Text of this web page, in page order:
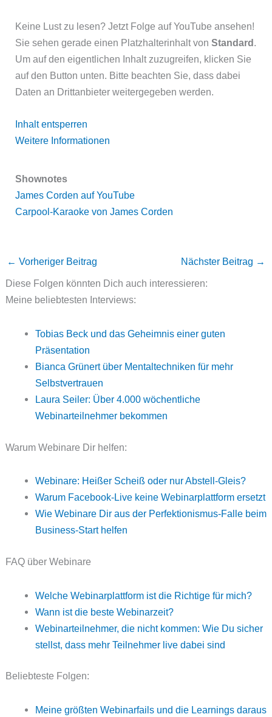
Keine Lust zu lesen? Jetzt Folge auf YouTube ansehen!
Sie sehen gerade einen Platzhalterinhalt vonStandard.
Um auf den eigentlichen Inhalt zuzugreifen, klicken Sie
auf den Button unten. Bitte beachten Sie, dass dabei
Daten an Drittanbieter weitergegeben werden.
Inhalt entsperren
Weitere Informationen
Shownotes
James Corden auf YouTube
Carpool-Karaoke von James Corden
← Vorheriger Beitrag Nächster Beitrag →
Diese Folgen könnten Dich auch interessieren:
Meine beliebtesten Interviews:
Tobias Beck und das Geheimnis einer guten
Präsentation
Bianca Grünert über Mentaltechniken für mehr
Selbstvertrauen
Laura Seiler: Über 4.000 wöchentliche
Webinarteilnehmer bekommen
Warum Webinare Dir helfen:
Webinare: Heißer Scheiß oder nur Abstell-Gleis?
Warum Facebook-Live keine Webinarplattform ersetzt
Wie Webinare Dir aus der Perfektionismus-Falle beim
Business-Start helfen
FAQ über Webinare
Welche Webinarplattform ist die Richtige für mich?
Wann ist die beste Webinarzeit?
Webinarteilnehmer, die nicht kommen: Wie Du sicher
stellst, dass mehr Teilnehmer live dabei sind
Beliebteste Folgen:
Meine größten Webinarfails und die Learnings daraus